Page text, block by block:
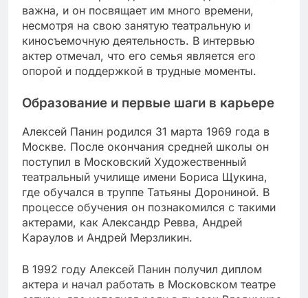
важна, и он посвящает им много времени,
несмотря на свою занятую театральную и
киносъемочную деятельность. В интервью
актер отмечал, что его семья является его
опорой и поддержкой в трудные моменты.
Образование и первые шаги в карьере
Алексей Панин родился 31 марта 1969 года в
Москве. После окончания средней школы он
поступил в Московский Художественный
театральный училище имени Бориса Щукина,
где обучался в труппе Татьяны Дорониной. В
процессе обучения он познакомился с такими
актерами, как Александр Ревва, Андрей
Караулов и Андрей Мерзликин.
В 1992 году Алексей Панин получил диплом
актера и начал работать в Московском театре